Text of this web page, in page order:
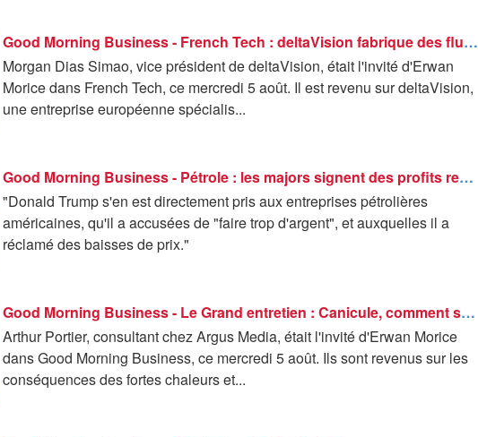
Good Morning Business - French Tech : deltaVision fabrique des fluides pour des satellites - 05/08
Morgan Dias Simao, vice président de deltaVision, était l'invité d'Erwan
Morice dans French Tech, ce mercredi 5 août. Il est revenu sur deltaVision,
une entreprise européenne spécialis...
Good Morning Business - Pétrole : les majors signent des profits records
"Donald Trump s'en est directement pris aux entreprises pétrolières
américaines, qu'il a accusées de "faire trop d'argent", et auxquelles il a
réclamé des baisses de prix."
Good Morning Business - Le Grand entretien : Canicule, comment se porte le marché des récoltes ? - 05/08
Arthur Portier, consultant chez Argus Media, était l'invité d'Erwan Morice
dans Good Morning Business, ce mercredi 5 août. Ils sont revenus sur les
conséquences des fortes chaleurs et...